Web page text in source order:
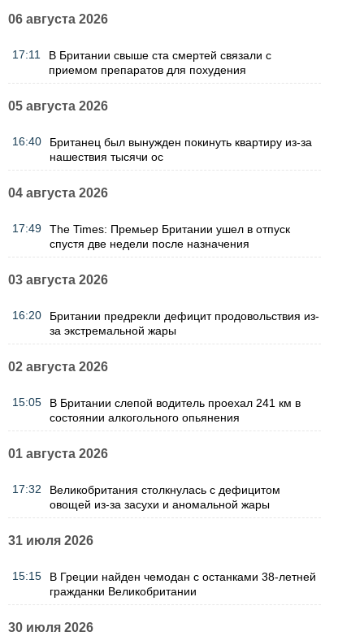
06 августа 2026
17:11
В Британии свыше ста смертей связали с
приемом препаратов для похудения
05 августа 2026
16:40
Британец был вынужден покинуть квартиру из-за
нашествия тысячи ос
04 августа 2026
17:49
The Times: Премьер Британии ушел в отпуск
спустя две недели после назначения
03 августа 2026
16:20
Британии предрекли дефицит продовольствия из-
за экстремальной жары
02 августа 2026
15:05
В Британии слепой водитель проехал 241 км в
состоянии алкогольного опьянения
01 августа 2026
17:32
Великобритания столкнулась с дефицитом
овощей из-за засухи и аномальной жары
31 июля 2026
15:15
В Греции найден чемодан с останками 38-летней
гражданки Великобритании
30 июля 2026